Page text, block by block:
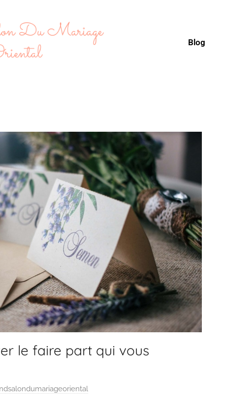
Blog
le faire part qui vous